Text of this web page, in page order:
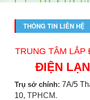
THÔNG TIN LIÊN HỆ
TRUNG TÂM LẮP
ĐIỆN
Trụ sở chính: 7A/5
10, TPHCM.